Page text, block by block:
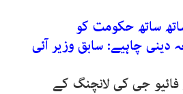
ساتھ حکومت کو
دینی چاہیے: سابق وزیر آئی
فائیو جی کی لانچنگ کے